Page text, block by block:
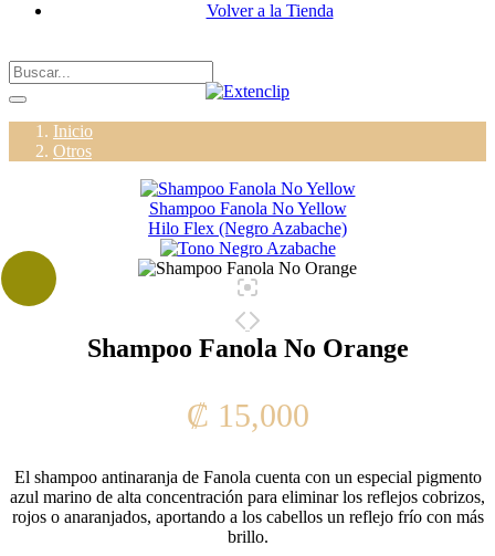
Volver a la Tienda
Inicio
Otros
Shampoo Fanola No Yellow
Hilo Flex (Negro Azabache)
Shampoo Fanola No Orange
₡ 15,000
El shampoo antinaranja de Fanola cuenta con un especial pigmento
azul marino de alta concentración para eliminar los reflejos cobrizos,
rojos o anaranjados, aportando a los cabellos un reflejo frío con más
brillo.